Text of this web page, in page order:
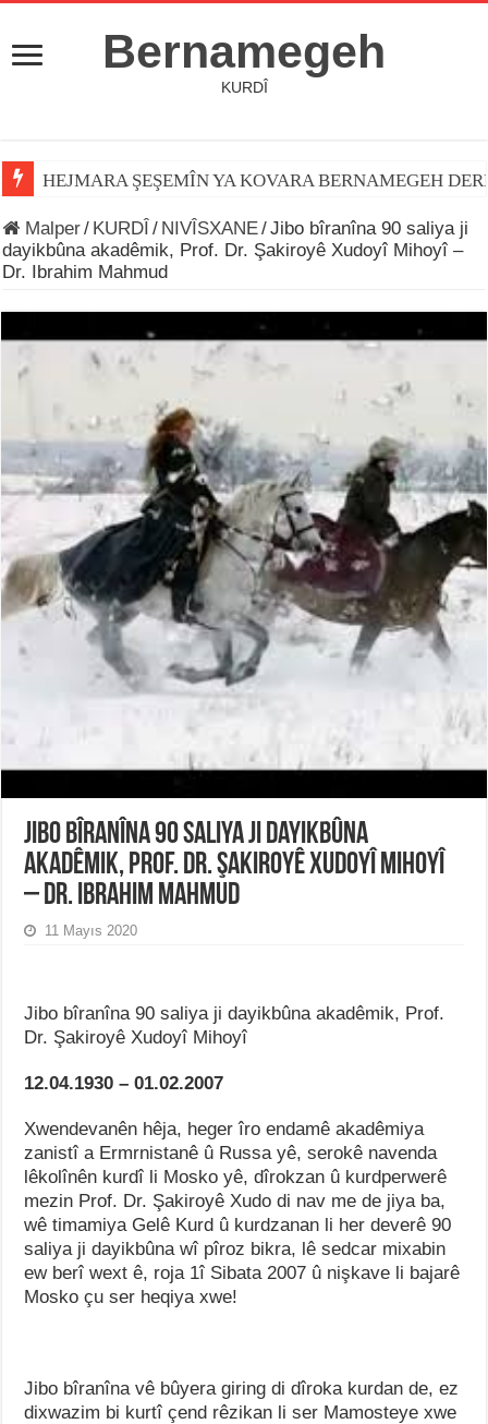
Bernamegeh
KURDÎ
HEJMARA ŞEŞEMÎN YA KOVARA BERNAMEGEH
Malper/ KURDÎ / NIVÎSXANE/Jibo bîranîna 90 saliya ji
dayikbûna akadêmik, Prof. Dr. Şakiroyê Xudoyî Mihoyî –
Dr. Ibrahim Mahmud
Jibo bîranîna 90 saliya ji dayikbûna
akadêmik, Prof. Dr. Şakiroyê Xudoyî Mihoyî
– Dr. Ibrahim Mahmud
11 Mayıs 2020
Jibo bîranîna 90 saliya ji dayikbûna akadêmik, Prof.
Dr. Şakiroyê Xudoyî Mihoyî
12.04.1930 – 01.02.2007
Xwendevanên hêja, heger îro endamê akadêmiya
zanistî a Ermrnistanê û Russa yê, serokê navenda
lêkolînên kurdî li Mosko yê, dîrokzan û kurdperwerê
mezin Prof. Dr. Şakiroyê Xudo di nav me de jiya ba,
wê timamiya Gelê Kurd û kurdzanan li her deverê 90
saliya ji dayikbûna wî pîroz bikra, lê sedcar mixabin
ew berî wext ê, roja 1î Sibata 2007 û nişkave li bajarê
Mosko çu ser heqiya xwe!
Jibo bîranîna vê bûyera giring di dîroka kurdan de, ez
dixwazim bi kurtî çend rêzikan li ser Mamosteye xwe